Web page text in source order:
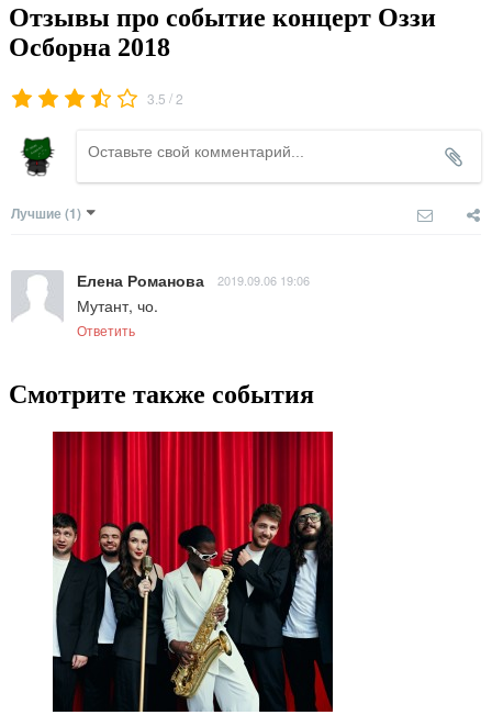
Отзывы про событие концерт Оззи
Осборна 2018
3.5 /2
Лучшие (1)
Елена Романова 2019.09.06 19:06
Мутант, чо.
Ответить
Смотрите также события